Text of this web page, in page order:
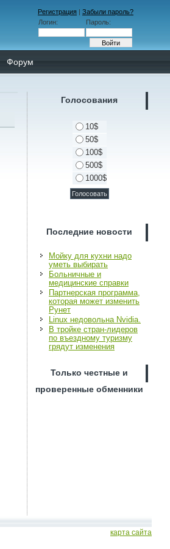
Регистрация | Забыли пароль?
Логин:
Пароль:
Форум
Голосования
10$
50$
100$
500$
1000$
Последние новости
Мойку для кухни надо
уметь выбирать
Больничные и
медицинские справки
Партнерская программа,
которая может изменить
Рунет
Linux недовольна Nvidia.
В тройке стран-лидеров
по въездному туризму
грядут изменения
Только честные и
проверенные обменники
карта сайта